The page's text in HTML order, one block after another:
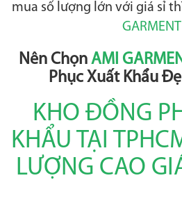
mua số lượng lớn với giá sỉ
Nên Chọn AMI
Phục Xuất Khẩu
KHO ĐỒNG
KHẨU TẠI
LƯỢNG CAO